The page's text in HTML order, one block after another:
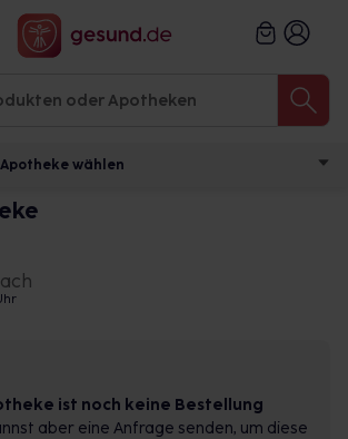
Apotheke wählen
ist noch keine Bestellung
aber eine Anfrage senden, um diese